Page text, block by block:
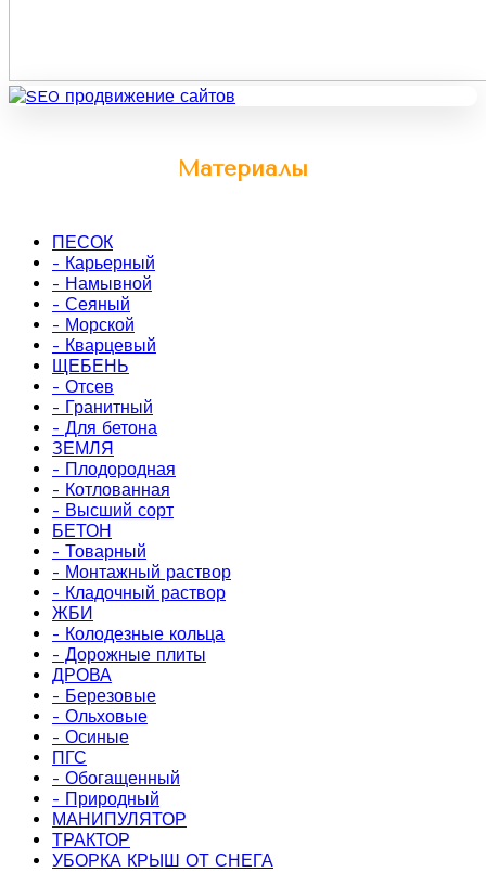
Материалы
ПЕСОК
- Карьерный
- Намывной
- Сеяный
- Морской
- Кварцевый
ЩЕБЕНЬ
- Отсев
- Гранитный
- Для бетона
ЗЕМЛЯ
- Плодородная
- Котлованная
- Высший сорт
БЕТОН
- Товарный
- Монтажный раствор
- Кладочный раствор
ЖБИ
- Колодезные кольца
- Дорожные плиты
ДРОВА
- Березовые
- Ольховые
- Осиные
ПГС
- Обогащенный
- Природный
МАНИПУЛЯТОР
ТРАКТОР
УБОРКА КРЫШ ОТ СНЕГА